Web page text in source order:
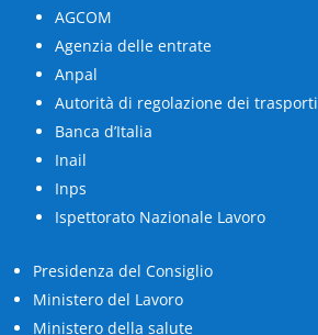
AGCOM
Agenzia delle entrate
Anpal
Autorità di regolazione dei trasporti
Banca d’Italia
Inail
Inps
Ispettorato Nazionale Lavoro
Presidenza del Consiglio
Ministero del Lavoro
Ministero della salute